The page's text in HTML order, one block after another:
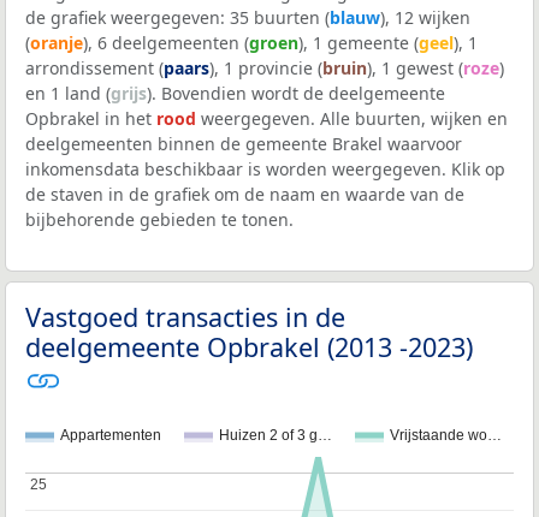
de grafiek weergegeven: 35 buurten (blauw), 12 wijken
(oranje), 6 deelgemeenten (groen), 1 gemeente (geel), 1
arrondissement (paars), 1 provincie (bruin), 1 gewest (roze)
en 1 land (grijs). Bovendien wordt de deelgemeente
Opbrakel in het rood weergegeven. Alle buurten, wijken en
deelgemeenten binnen de gemeente Brakel waarvoor
inkomensdata beschikbaar is worden weergegeven. Klik op
de staven in de grafiek om de naam en waarde van de
bijbehorende gebieden te tonen.
Vastgoed transacties in de
deelgemeente Opbrakel (2013 -2023)
Appartementen Huizen 2 of 3 g… Vrijstaande wo…
25
25